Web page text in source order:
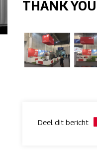
THANK
Deel dit bericht